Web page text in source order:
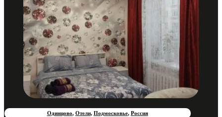
Одинцово, Отели, Подмосковье, Россия